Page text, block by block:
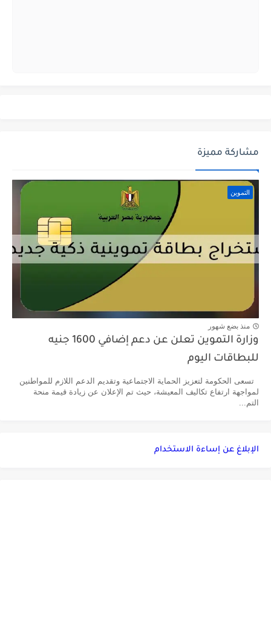
مشاركة مميزة
التموين
منذ بضع شهور
وزارة التموين تعلن عن دعم إضافي 1600 جنيه
للبطاقات اليوم
تسعى الحكومة لتعزيز الحماية الاجتماعية وتقديم الدعم اللازم للمواطنين
لمواجهة ارتفاع تكاليف المعيشة، حيث تم الإعلان عن زيادة قيمة منحة
التم...
الإبلاغ عن إساءة الاستخدام